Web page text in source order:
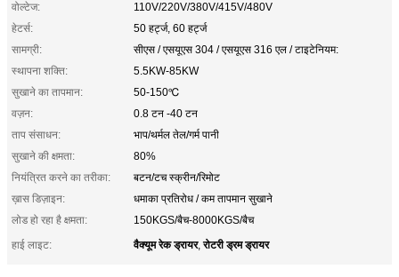
वोल्टेज:
110V/220V/380V/415V/480V
हेटर्स:
50 हर्ट्ज, 60 हर्ट्ज
सामग्री:
सीएस / एसयूएस 304 / एसयूएस 316 एल / टाइटेनियम:
स्थापना शक्ति:
5.5KW-85KW
सुखाने का तापमान:
50-150℃
वज़न:
0.8 टन -40 टन
ताप संसाधन:
भाप/थर्मल तेल/गर्म पानी
सुखाने की क्षमता:
80%
नियंत्रित करने का तरीका:
बटन/टच स्क्रीन/रिमोट
ख़ास डिज़ाइन:
धमाका प्रतिरोध / कम तापमान सुखाने
लोड हो रहा है क्षमता:
150KGS/बैच-8000KGS/बैच
हाई लाइट:
वैक्यूम रेक ड्रायर,रोटरी ड्रम ड्रायर